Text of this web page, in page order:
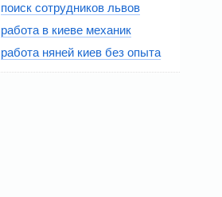
поиск сотрудников львов
работа в киеве механик
работа няней киев без опыта